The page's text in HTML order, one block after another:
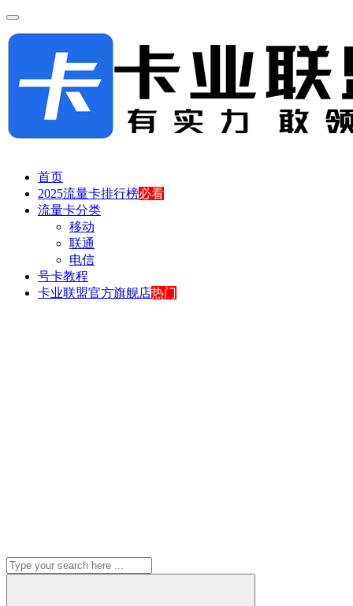
首页
2025流量卡排行榜必看
流量卡分类
移动
联通
电信
号卡教程
卡业联盟官方旗舰店热门